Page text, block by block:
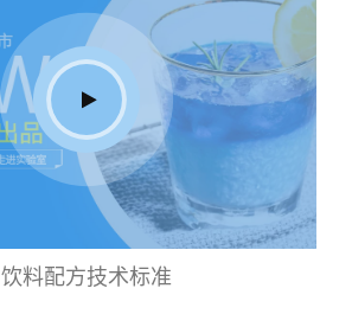
饮料配方技术标准